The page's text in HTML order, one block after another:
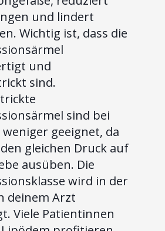
und lindert
Wichtig ist, dass die
und
sind.
sind bei
geeignet, da
gleichen Druck auf
ausüben. Die
wird in der
deinem Arzt
Viele Patientinnen